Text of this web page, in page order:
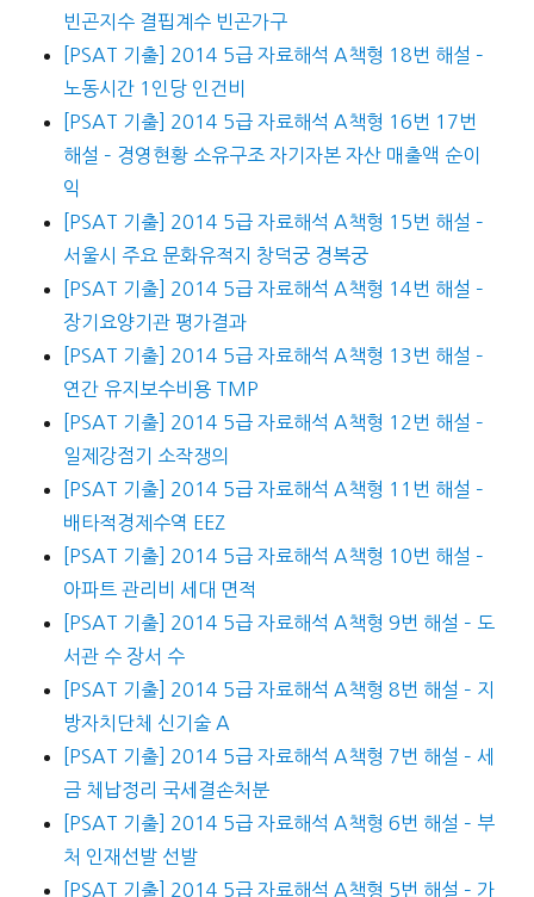
빈곤지수 결핍계수 빈곤가구
[PSAT 기출] 2014 5급 자료해석 A책형 18번 해설 –
노동시간 1인당 인건비
[PSAT 기출] 2014 5급 자료해석 A책형 16번 17번
해설 – 경영현황 소유구조 자기자본 자산 매출액 순이
익
[PSAT 기출] 2014 5급 자료해석 A책형 15번 해설 –
서울시 주요 문화유적지 창덕궁 경복궁
[PSAT 기출] 2014 5급 자료해석 A책형 14번 해설 –
장기요양기관 평가결과
[PSAT 기출] 2014 5급 자료해석 A책형 13번 해설 –
연간 유지보수비용 TMP
[PSAT 기출] 2014 5급 자료해석 A책형 12번 해설 –
일제강점기 소작쟁의
[PSAT 기출] 2014 5급 자료해석 A책형 11번 해설 –
배타적경제수역 EEZ
[PSAT 기출] 2014 5급 자료해석 A책형 10번 해설 –
아파트 관리비 세대 면적
[PSAT 기출] 2014 5급 자료해석 A책형 9번 해설 – 도
서관 수 장서 수
[PSAT 기출] 2014 5급 자료해석 A책형 8번 해설 – 지
방자치단체 신기술 A
[PSAT 기출] 2014 5급 자료해석 A책형 7번 해설 – 세
금 체납정리 국세결손처분
[PSAT 기출] 2014 5급 자료해석 A책형 6번 해설 – 부
처 인재선발 선발
[PSAT 기출] 2014 5급 자료해석 A책형 5번 해설 – 가